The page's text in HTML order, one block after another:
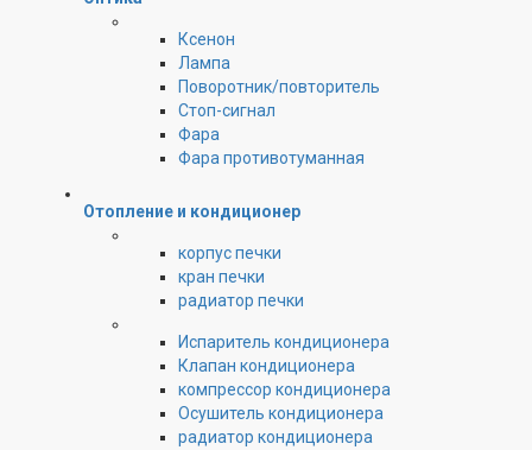
Ксенон
Лампа
Поворотник/повторитель
Стоп-сигнал
Фара
Фара противотуманная
Отопление и кондиционер
корпус печки
кран печки
радиатор печки
Испаритель кондиционера
Клапан кондиционера
компрессор кондиционера
Осушитель кондиционера
радиатор кондиционера